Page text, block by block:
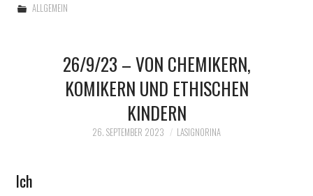
ALLGEMEIN
26/9/23 – VON CHEMIKERN,
KOMIKERN UND ETHISCHEN
KINDERN
26. SEPTEMBER 2023 LASIGNORINA
Ich